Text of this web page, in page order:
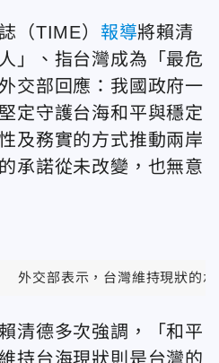
（TIME） 報導將賴清
」、指台灣成為「最危
交部回應：我國政府一
定守護台海和平與穩定
及務實的方式推動兩岸
承諾從未改變，也無意
外交部表示，台灣維持現狀的
清德多次強調，「和平
持台海現狀則是台灣的